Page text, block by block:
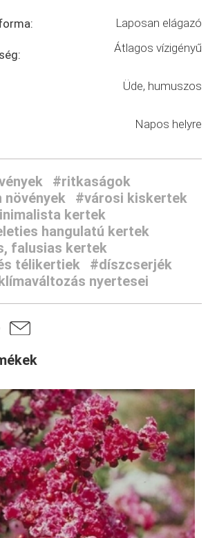
Laposan elágazó
Átlagos vízigényű
Üde, humuszos
Napos helyre
#ritkaságok
#városi kiskertek
kertek
hangulatú kertek
falusias kertek
télikertiek
#díszcserjék
nyertesei